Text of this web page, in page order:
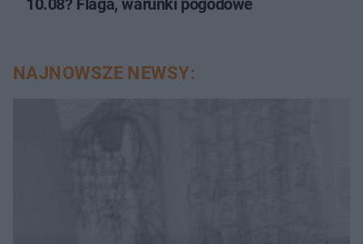
10.08? Flaga, warunki pogodowe
NAJNOWSZE NEWSY: